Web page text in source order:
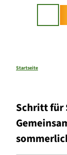
Startseite
Schritt für